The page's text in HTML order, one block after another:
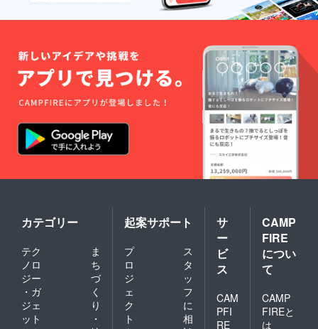
カテゴリー
テク
ノロ
ジー
・ガ
ジェ
ット
ま
ち
づ
く
り
・
起案サポート
プ
ロ
ジ
ェ
ク
ト
ス
タ
ッ
フ
に
相
サ
ー
ビ
ス
CAM
PFI
RE
CAMP
FIRE
につい
て
CAMP
FIREと
は